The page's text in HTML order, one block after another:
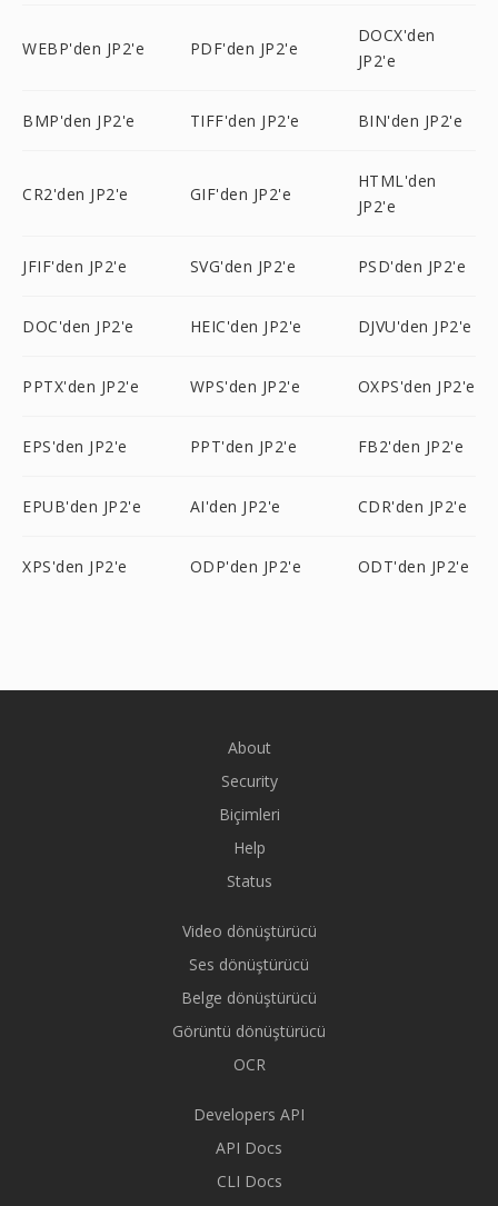
WEBP'den JP2'e PDF'den JP2'e
DOCX'den
JP2'e
BMP'den JP2'e TIFF'den JP2'e BIN'den JP2'e
CR2'den JP2'e GIF'den JP2'e
HTML'den
JP2'e
JFIF'den JP2'e SVG'den JP2'e PSD'den JP2'e
DOC'den JP2'e HEIC'den JP2'e DJVU'den JP2'e
PPTX'den JP2'e WPS'den JP2'e OXPS'den JP2'e
EPS'den JP2'e PPT'den JP2'e FB2'den JP2'e
EPUB'den JP2'e AI'den JP2'e CDR'den JP2'e
XPS'den JP2'e ODP'den JP2'e ODT'den JP2'e
About
Security
Biçimleri
Help
Status
Video dönüştürücü
Ses dönüştürücü
Belge dönüştürücü
Görüntü dönüştürücü
OCR
Developers API
API Docs
CLI Docs